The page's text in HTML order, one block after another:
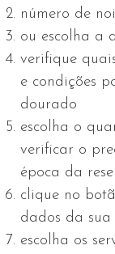
número de
ou escolha a
verifique
e condições
dourado
escolha o
verificar o
época da
clique no
dados da sua
escolha os